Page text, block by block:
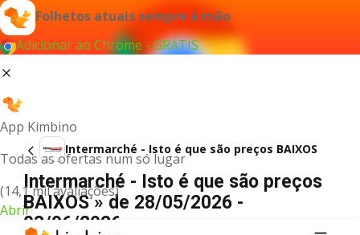
Folhetos atuais sempre à mão
Adicionar ao Chrome - GRÁTIS
App Kimbino
Todas as ofertas num só lugar
(14,1 mil avaliações)
Abrir
Intermarché - Isto é que são preços BAIXOS
Intermarché - Isto é que são preços
BAIXOS » de 28/05/2026 -
03/06/2026